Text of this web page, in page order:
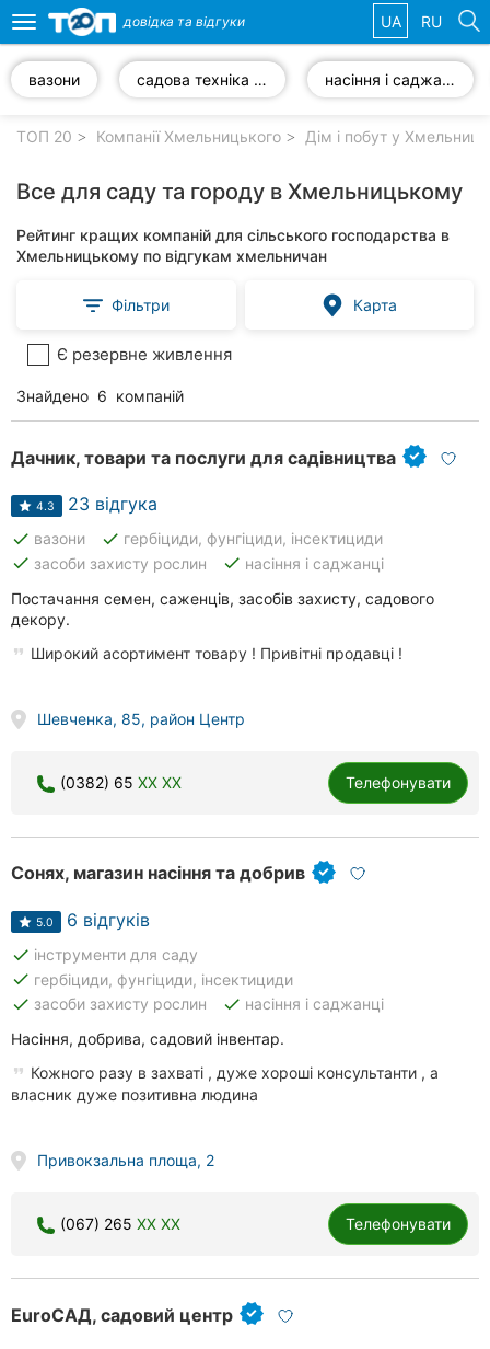
компанії
Популярні
рубрики:
Автошколи
Приватні
Стоматології
клініки
Ресторани
Всі
рубрики
Житомир
Тернопіль
Рівне
Одеса
Кропивницький
Запоріжжя
Toggle
navigation
довідка та відгуки UA RU
вазони садова техніка та інструменти насіння і саджанці
ТОП 20 Компанії Хмельницького Дім і побут у
Все для саду та городу в Хмельницькому
Рейтинг кращих компаній для сільського господарства в
Хмельницькому по відгукам хмельничан
Фільтри Карта
Є резервне живлення
Знайдено 6 компаній
Дачник, товари та послуги для садівництва
4.3 23 відгука
done вазони done гербіциди, фунгіциди, інсектициди
done засоби захисту рослин done насіння і саджанці
Постачання семен, саженців, засобів захисту, садового
декору.
Широкий асортимент товару ! Привітні продавці !
Шевченка, 85, район Центр
(0382) 65 XX XX Телефонувати
Сонях, магазин насіння та добрив
5.0 6 відгуків
done інструменти для саду
done гербіциди, фунгіциди, інсектициди
done засоби захисту рослин done насіння і саджанці
Насіння, добрива, садовий інвентар.
Кожного разу в захваті , дуже хороші консультанти , а
власник дуже позитивна людина
Привокзальна площа, 2
(067) 265 XX XX Телефонувати
EuroСАД, садовий центр